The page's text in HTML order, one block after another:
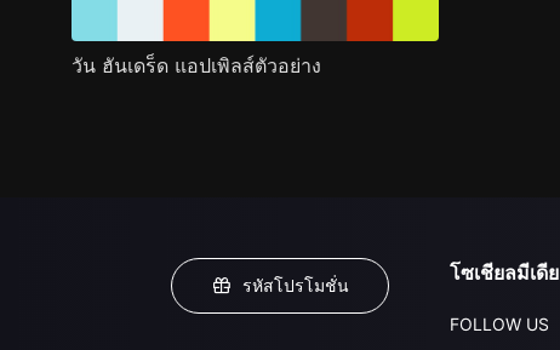
วัน ฮันเดร็ด แอปเพิลส์ตัวอย่าง
รหัสโปรโมชั่น
โซเชียลมีเดีย
FOLLOW US